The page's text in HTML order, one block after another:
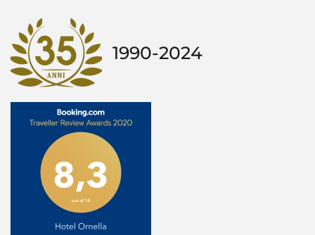
1990-2024